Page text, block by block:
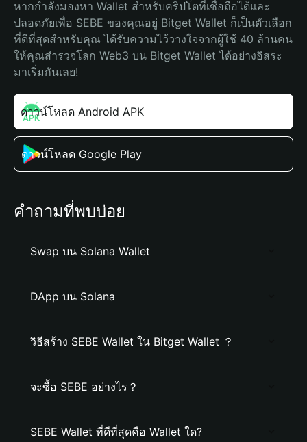
หากกำลังมองหา Wallet สำหรับคริปโตที่เชื่อถือได้และ
ปลอดภัยเพื่อ SEBE ของคุณอยู่ Bitget Wallet ก็เป็นตัวเลือก
ที่ดีที่สุดสำหรับคุณ ได้รับความไว้วางใจจากผู้ใช้ 40 ล้านคน
ให้คุณสำรวจโลก Web3 บน Bitget Wallet ได้อย่างอิสระ
มาเริ่มกันเลย!
ดาวน์โหลด Android APK
ดาวน์โหลด Google Play
คำถามที่พบบ่อย
Swap บน Solana Wallet
DApp บน Solana
วิธีสร้าง SEBE Wallet ใน Bitget Wallet ？
จะซื้อ SEBE อย่างไร？
SEBE Wallet ที่ดีที่สุดคือ Wallet ใด?